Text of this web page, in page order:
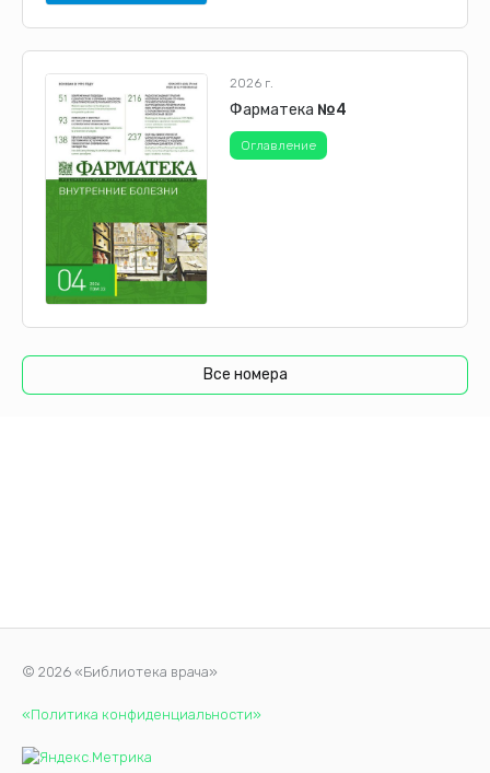
2026 г.
Фарматека №4
Оглавление
Все номера
© 2026 «Библиотека врача»
«Политика конфиденциальности»